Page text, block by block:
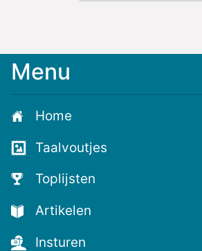
Menu
Home
Taalvoutjes
Toplijsten
Artikelen
Insturen